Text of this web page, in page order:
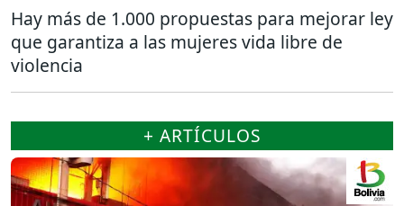
Hay más de 1.000 propuestas para mejorar ley
que garantiza a las mujeres vida libre de
violencia
+ ARTÍCULOS